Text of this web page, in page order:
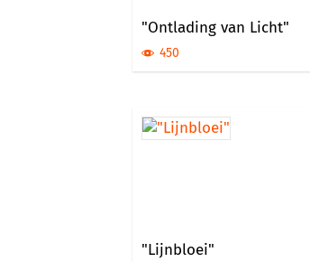
"Ontlading van Licht"
450
"Lijnbloei"